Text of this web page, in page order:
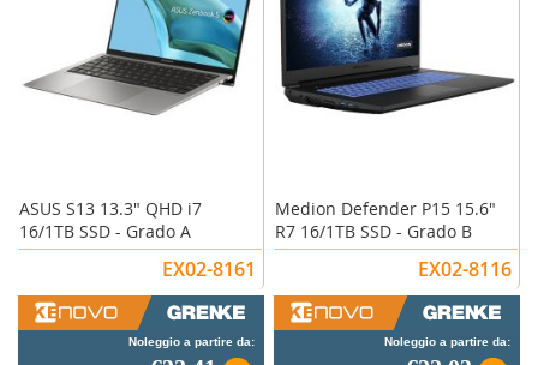
ASUS S13 13.3" QHD i7
16/1TB SSD - Grado A
EX02-8161
Noleggio a partire da:
Medion Defender P15 15.6"
R7 16/1TB SSD - Grado B
EX02-8116
Noleggio a partire da: